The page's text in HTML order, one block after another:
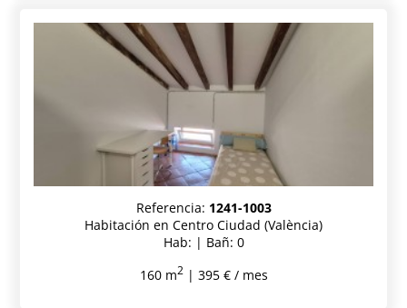
Referencia: 1241-1003
Habitación en Centro Ciudad (València)
Hab: | Bañ: 0
160 m2| 395 € / mes